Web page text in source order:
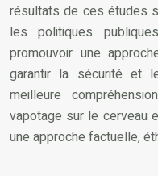
résultats de ces études
les politiques
promouvoir une
garantir la sécurité et
meilleure
vapotage sur le cerveau
une approche factuelle,